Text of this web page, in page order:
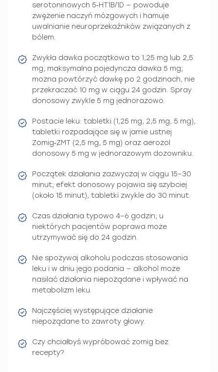
serotoninowych 5‑HT1B/1D — powoduje
zwężenie naczyń mózgowych i hamuje
uwalnianie neuroprzekaźników związanych z
bólem.
Zwykła dawka początkowa to 1,25 mg lub 2,5
mg; maksymalna pojedyncza dawka 5 mg;
można powtórzyć dawkę po 2 godzinach, nie
przekraczać 10 mg w ciągu 24 godzin. Spray
donosowy zwykle 5 mg jednorazowo.
Postacie leku: tabletki (1,25 mg, 2,5 mg, 5 mg),
tabletki rozpadające się w jamie ustnej
Zomig‑ZMT (2,5 mg, 5 mg) oraz aerozol
donosowy 5 mg w jednorazowym dozowniku.
Początek działania zazwyczaj w ciągu 15–30
minut; efekt donosowy pojawia się szybciej
(około 15 minut), tabletki zwykle do 30 minut.
Czas działania typowo 4–6 godzin; u
niektórych pacjentów poprawa może
utrzymywać się do 24 godzin.
Nie spożywaj alkoholu podczas stosowania
leku i w dniu jego podania — alkohol może
nasilać działania niepożądane i wpływać na
metabolizm leku.
Najczęściej występujące działanie
niepożądane to zawroty głowy.
Czy chciałbyś wypróbować zomig bez
recepty?